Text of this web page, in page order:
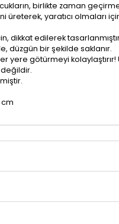
birlikte zaman
üreterek, yaratıcı olmaları
dikkat edilerek
düzgün bir şekilde saklanır.
yere götürmeyi kolaylaştırır!
cm